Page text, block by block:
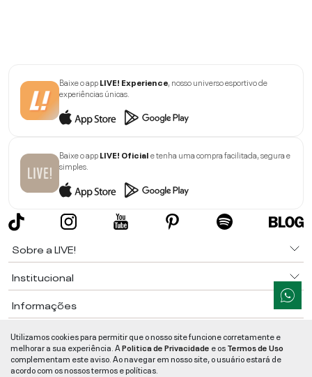
Baixe o appLIVE! Experience, nosso universo esportivo de
experiências únicas.
Baixe o appLIVE! Oficiale tenha uma compra facilitada, segura e
simples.
Sobre a LIVE!
Institucional
Informações
Ajuda
Segurança e Qualidade
Utilizamos cookies para permitir que o nosso site funcione corretamente e
melhorar a sua experiência. APolitica de Privacidade e osTermos de Uso
complementam este aviso. Ao navegar em nosso site, o usuário estará de
acordo com os nossos termos e políticas.